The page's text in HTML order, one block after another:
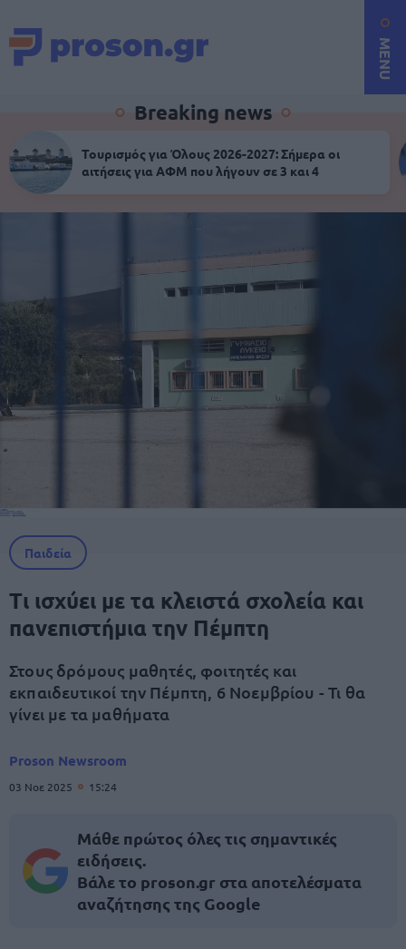
MENU
Breaking news
Τουρισμός για Όλους 2026-2027: Σήμερα οι
αιτήσεις για ΑΦΜ που λήγουν σε 3 και 4
Παιδεία
Τι ισχύει με τα κλειστά σχολεία και
πανεπιστήμια την Πέμπτη
Στους δρόμους μαθητές, φοιτητές και
εκπαιδευτικοί την Πέμπτη, 6 Νοεμβρίου - Τι θα
γίνει με τα μαθήματα
Proson Newsroom
03 Νοε 2025 15:24
Μάθε πρώτος όλες τις σημαντικές
ειδήσεις.
Βάλε το proson.gr στα αποτελέσματα
αναζήτησης της Google